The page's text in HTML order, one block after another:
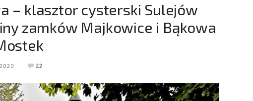
– klasztor cysterski Sulejów
zamków Majkowice i Bąkowa
22